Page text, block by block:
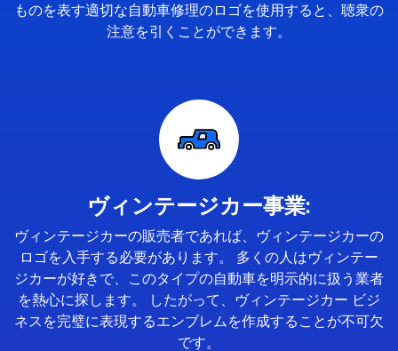
ものを表す適切な自動車修理のロゴを使用すると、聴衆の
注意を引くことができます。
ヴィンテージカー事業:
ヴィンテージカーの販売者であれば、ヴィンテージカーの
ロゴを入手する必要があります。 多くの人はヴィンテー
ジカーが好きで、このタイプの自動車を明示的に扱う業者
を熱心に探します。 したがって、ヴィンテージカー ビジ
ネスを完璧に表現するエンブレムを作成することが不可欠
です。